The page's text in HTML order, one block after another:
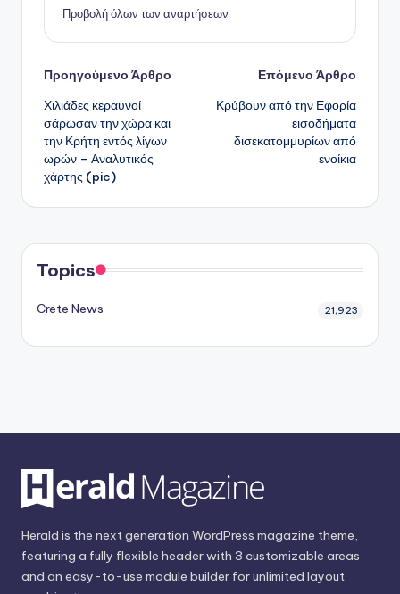
Προβολή όλων των αναρτήσεων
Πλοήγηση
δημοσιεύσεων
Προηγούμενο Άρθρο
Χιλιάδες κεραυνοί
σάρωσαν την χώρα και
την Κρήτη εντός λίγων
ωρών – Αναλυτικός
χάρτης (pic)
Επόμενο Άρθρο
Κρύβουν από την Εφορία
εισοδήματα
δισεκατομμυρίων από
ενοίκια
Topics
Crete News 21,923
Herald is the next generation WordPress magazine theme,
featuring a fully flexible header with 3 customizable areas
and an easy-to-use module builder for unlimited layout